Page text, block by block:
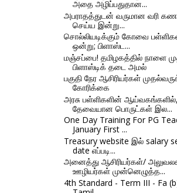
அதை அழிப்பதுதான...
அபராதத்துடன் வருமான வரி
செய்ய இன்று...
சொல்லியடிக்கும் கோவை
ஒன்று; பிளாஸ்ட...
மஞ்சப்பை! தமிழகத்தில் நாளை
பிளாஸ்டிக் தடை அமல்
பகுதி நேர ஆசிரியர்கள்
கோரிக்கை
அரசு பள்ளிகளின் ஆய்வகங்களில்,
தேவையான பொருட்கள் இல...
One Day Training For PG
January First ...
Treasury website இல் salary
date எப்படி...
அனைத்து ஆசிரியர்கள்/
ஊழியர்கள் முன்னெழுத்த...
4th Standard - Term III - Fa